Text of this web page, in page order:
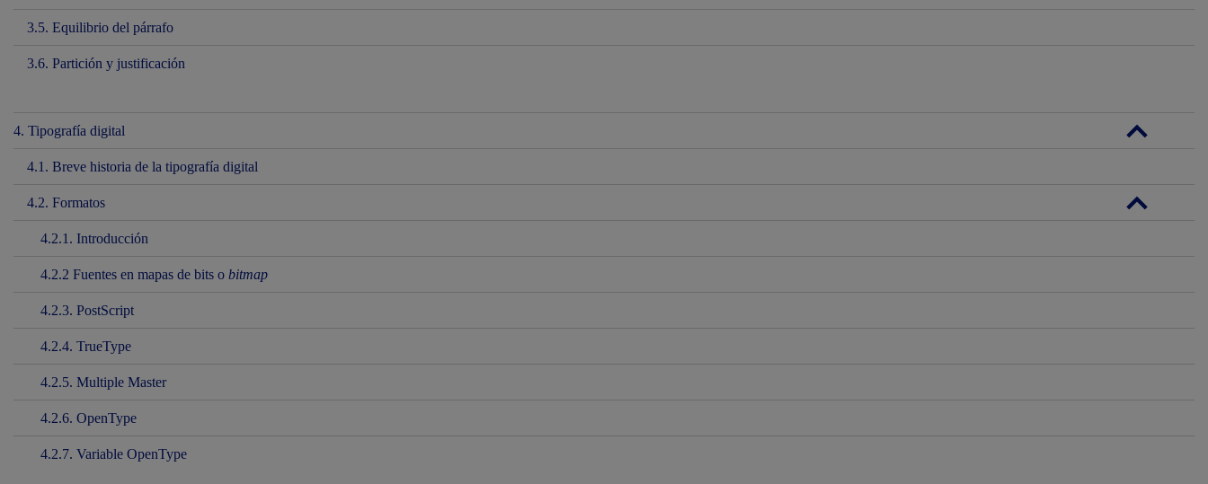
3.5. Equilibrio del párrafo
3.6. Partición y justificación
4. Tipografía digital
4.1. Breve historia de la tipografía digital
4.2. Formatos
4.2.1. Introducción
4.2.2 Fuentes en mapas de bits o bitmap
4.2.3. PostScript
4.2.4. TrueType
4.2.5. Multiple Master
4.2.6. OpenType
4.2.7. Variable OpenType